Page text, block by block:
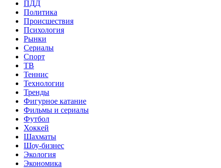
ПДД
Политика
Происшествия
Психология
Рынки
Сериалы
Спорт
ТВ
Теннис
Технологии
Тренды
Фигурное катание
Фильмы и сериалы
Футбол
Хоккей
Шахматы
Шоу-бизнес
Экология
Экономика